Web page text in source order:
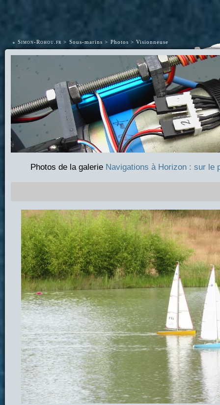
• Simon-Rohou.fr Sous-marins Photos Visionneuse
Photos de la galerie Navigations à Horizon : sur le